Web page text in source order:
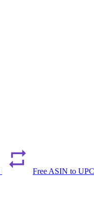
Free ASIN to